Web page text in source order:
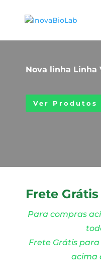
Nova linha Linha
Ver Produtos
Frete
Para compras
Frete Grátis
acima